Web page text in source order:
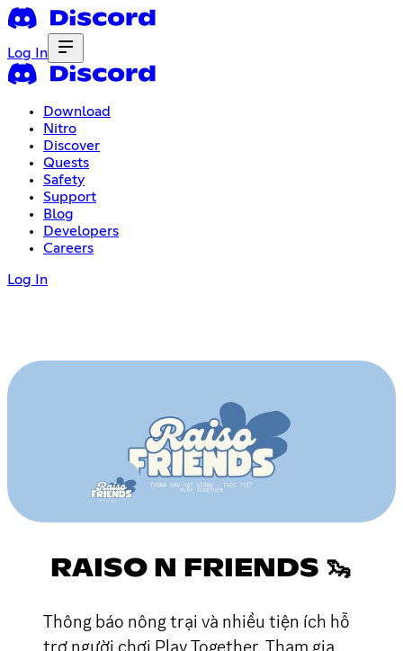
Log In
Download
Nitro
Discover
Quests
Safety
Support
Blog
Developers
Careers
Log In
RAISO N FRIENDS 🦦
Thông báo nông trại và nhiều tiện ích hỗ
trợ người chơi Play Together. Tham gia